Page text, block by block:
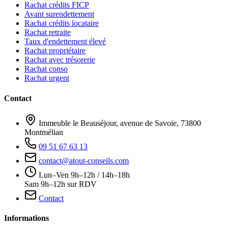
Rachat crédits FICP
Avant surendettement
Rachat crédits locataire
Rachat retraite
Taux d'endettement élevé
Rachat propriétaire
Rachat avec trésorerie
Rachat conso
Rachat urgent
Contact
Immeuble le Beauséjour, avenue de Savoie, 73800
Montmélian
09 51 67 63 13
contact@atout-conseils.com
Lun–Ven 9h–12h / 14h–18h
Sam 9h–12h sur RDV
Contact
Informations